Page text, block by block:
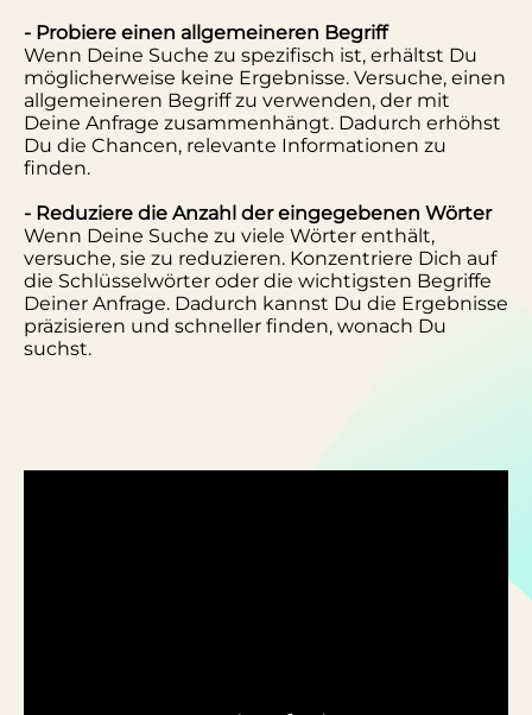
- Probiere einen allgemeineren Begriff
Wenn Deine Suche zu spezifisch ist, erhältst Du
möglicherweise keine Ergebnisse. Versuche, einen
allgemeineren Begriff zu verwenden, der mit
Deine Anfrage zusammenhängt. Dadurch erhöhst
Du die Chancen, relevante Informationen zu
finden.
- Reduziere die Anzahl der eingegebenen Wörter
Wenn Deine Suche zu viele Wörter enthält,
versuche, sie zu reduzieren. Konzentriere Dich auf
die Schlüsselwörter oder die wichtigsten Begriffe
Deiner Anfrage. Dadurch kannst Du die Ergebnisse
präzisieren und schneller finden, wonach Du
suchst.